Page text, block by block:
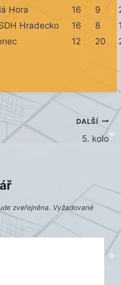
Hora 16 9
Hradecko 16 8
12 20
DALŠÍ
5. kolo
zveřejněna. Vyžadované